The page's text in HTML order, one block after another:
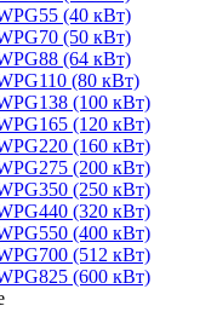
(40 кВт)
(50 кВт)
(64 кВт)
(80 кВт)
(100 кВт)
(120 кВт)
(160 кВт)
(200 кВт)
(250 кВт)
(320 кВт)
(400 кВт)
(512 кВт)
(600 кВт)